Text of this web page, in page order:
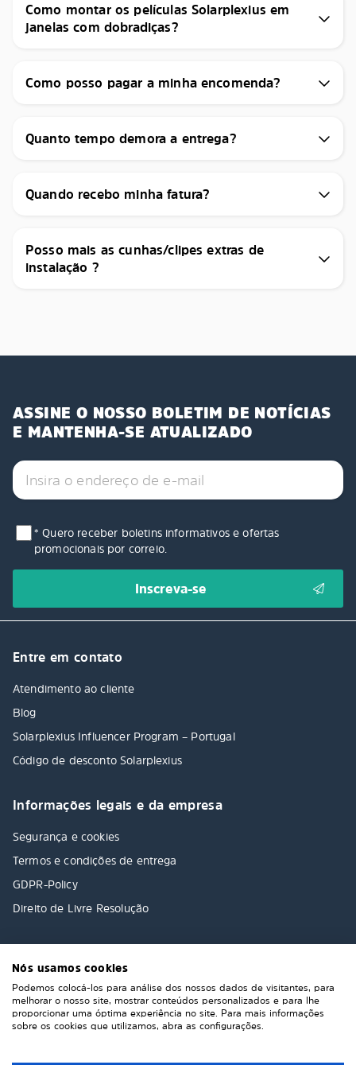
Como montar os películas Solarplexius em
janelas com dobradiças?
Como posso pagar a minha encomenda?
Quanto tempo demora a entrega?
Quando recebo minha fatura?
Posso mais as cunhas/clipes extras de
instalação ?
ASSINE O NOSSO BOLETIM DE NOTÍCIAS
E MANTENHA-SE ATUALIZADO
* Quero receber boletins informativos e ofertas
promocionais por correio.
Entre em contato
Atendimento ao cliente
Blog
Solarplexius Influencer Program – Portugal
Código de desconto Solarplexius
Informações legais e da empresa
Segurança e cookies
Termos e condições de entrega
GDPR-Policy
Direito de Livre Resolução
Nós usamos cookies
Podemos colocá-los para análise dos nossos dados de visitantes, para
melhorar o nosso site, mostrar conteúdos personalizados e para lhe
proporcionar uma óptima experiência no site. Para mais informações
sobre os cookies que utilizamos, abra as configurações.